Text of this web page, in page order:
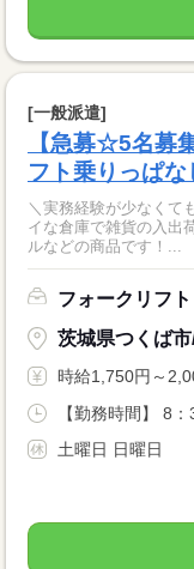
[一般派遣]
【急募☆5名募
フト乗りっぱな
＼実務経験が少なくても
イな倉庫で雑貨の入出
ルなどの商品です！...
フォークリフト
茨城県つくば市
時給1,750円～
【勤務時間】 8
土曜日 日曜日